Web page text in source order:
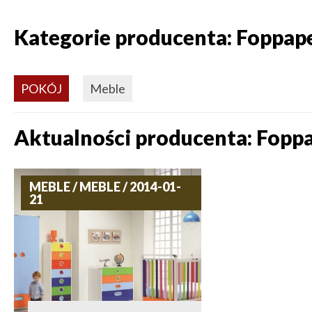
Kategorie producenta:
POKÓJ Meble
Aktualności producenta:
MEBLE / MEBLE / 2014-01-
21